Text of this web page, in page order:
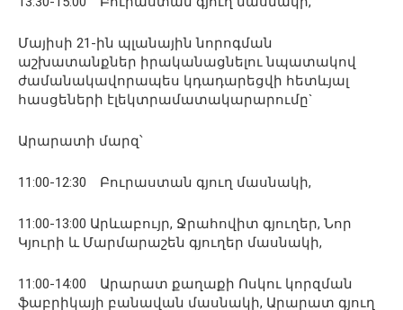
Մայիսի 21-ին պլանային նորոգման
աշխատանքներ իրականացնելու նպատակով
ժամանակավորապես կդադարեցվի հետևյալ
հասցեների էլեկտրամատակարարումը`
Արարատի մարզ՝
11:00-12:30 Բուրաստան գյուղ մասնակի,
11:00-13:00 Արևաբույր, Ջրահովիտ գյուղեր, Նոր
Կյուրի և Մարմարաշեն գյուղեր մասնակի,
11:00-14:00 Արարատ քաղաքի Ոսկու կորզման
ֆաբրիկայի բանավան մասնակի, Արարատ գյուղ